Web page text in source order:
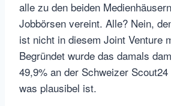
alle zu den beiden
Jobbörsen vereint. Alle? Nein,
ist nicht in diesem Joint Venture
Begründet wurde das damals
49,9% an der Schweizer
was plausibel ist.